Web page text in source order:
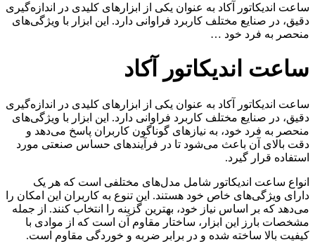
ساعت اندیکاتور آکاد به عنوان یکی از ابزارهای کلیدی در اندازه‌گیری
دقیق، در صنایع مختلف کاربرد فراوانی دارد. این ابزار با ویژگی‌های
منحصر به فرد خود …
ساعت اندیکاتور آکاد
ساعت اندیکاتور آکاد به عنوان یکی از ابزارهای کلیدی در اندازه‌گیری
دقیق، در صنایع مختلف کاربرد فراوانی دارد. این ابزار با ویژگی‌های
منحصر به فرد خود، به نیازهای گوناگون کاربران پاسخ می‌دهد و
دقت بالای آن باعث می‌شود تا در فرآیندهای حساس صنعتی مورد
استفاده قرار گیرد.
انواع ساعت اندیکاتور شامل مدل‌های مختلفی است که هر یک
دارای ویژگی‌های خاص خود هستند. این تنوع به کاربران این امکان را
می‌دهد که بر اساس نیاز خود، بهترین گزینه را انتخاب کنند. از جمله
مشخصات بارز این ابزار، ساختار مقاوم آن است که از موادی با
کیفیت بالا ساخته شده و در برابر ضربه و خوردگی مقاوم است.